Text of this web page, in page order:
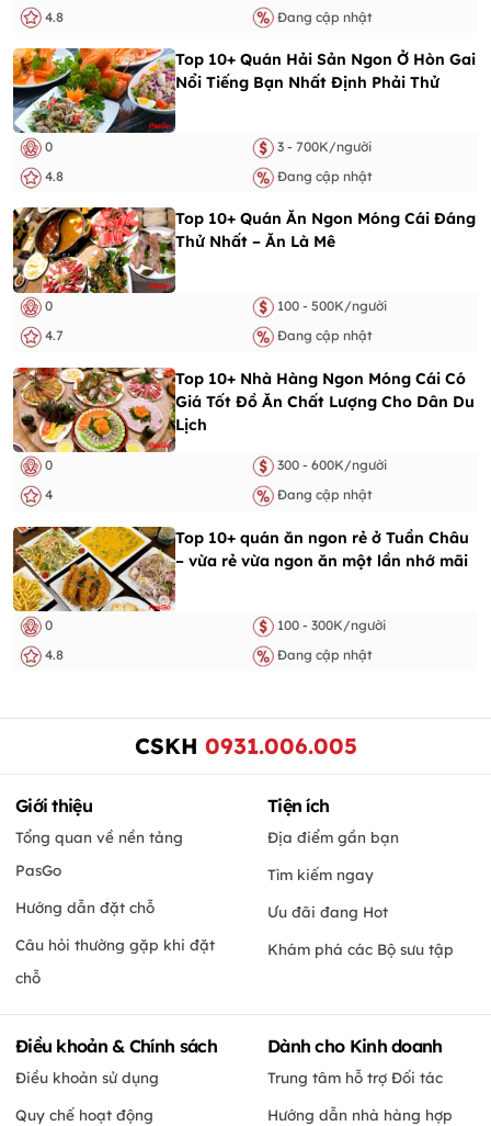
4.8
Đang cập nhật
Top 10+ Quán Hải Sản Ngon Ở Hòn Gai
Nổi Tiếng Bạn Nhất Định Phải Thử
0
3 - 700K/người
4.8
Đang cập nhật
Top 10+ Quán Ăn Ngon Móng Cái Đáng
Thử Nhất – Ăn Là Mê
0
100 - 500K/người
4.7
Đang cập nhật
Top 10+ Nhà Hàng Ngon Móng Cái Có
Giá Tốt Đồ Ăn Chất Lượng Cho Dân Du
Lịch
0
300 - 600K/người
4
Đang cập nhật
Top 10+ quán ăn ngon rẻ ở Tuần Châu
– vừa rẻ vừa ngon ăn một lần nhớ mãi
0
100 - 300K/người
4.8
Đang cập nhật
CSKH 0931.006.005
Giới thiệu
Tổng quan về nền tảng
PasGo
Hướng dẫn đặt chỗ
Câu hỏi thường gặp khi đặt
chỗ
Tiện ích
Địa điểm gần bạn
Tìm kiếm ngay
Ưu đãi đang Hot
Khám phá các Bộ sưu tập
Điều khoản & Chính sách
Điều khoản sử dụng
Quy chế hoạt động
Dành cho Kinh doanh
Trung tâm hỗ trợ Đối tác
Hướng dẫn nhà hàng hợp